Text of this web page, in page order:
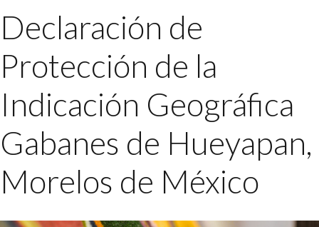
Declaración de
Protección de la
Indicación Geográfica
Gabanes de Hueyapan,
Morelos de México